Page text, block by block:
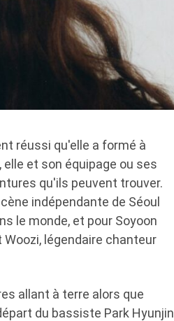
réussi qu'elle a formé à
et son équipage ou ses
qu'ils peuvent trouver.
indépendante de Séoul
le monde, et pour Soyoon
légendaire chanteur
allant à terre alors que
du bassiste Park Hyunjin